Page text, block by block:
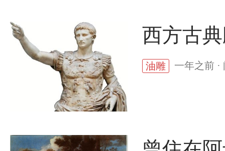
西方古
油雕 一年之前 ·